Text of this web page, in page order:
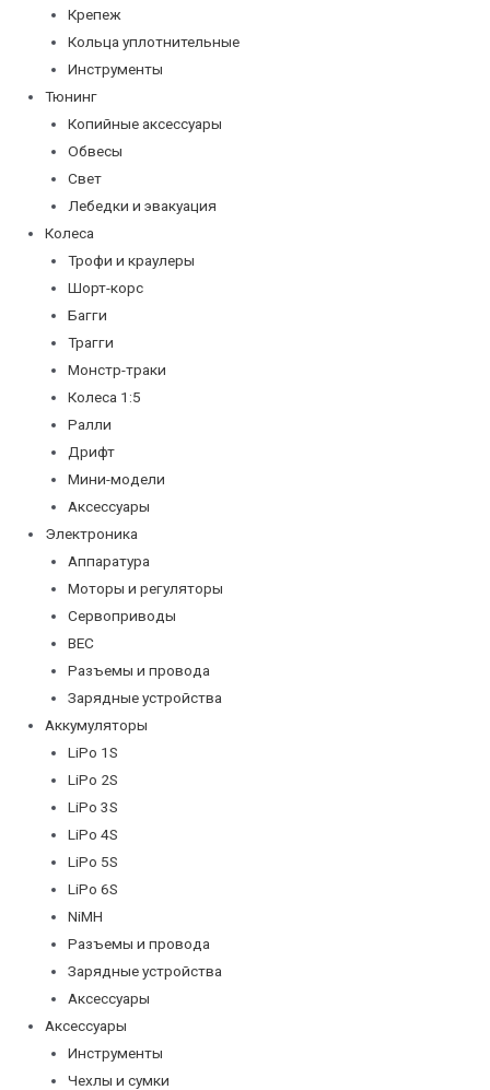
Крепеж
Кольца уплотнительные
Инструменты
Тюнинг
Копийные аксессуары
Обвесы
Свет
Лебедки и эвакуация
Колеса
Трофи и краулеры
Шорт-корс
Багги
Трагги
Монстр-траки
Колеса 1:5
Ралли
Дрифт
Мини-модели
Аксессуары
Электроника
Аппаратура
Моторы и регуляторы
Сервоприводы
BEC
Разъемы и провода
Зарядные устройства
Аккумуляторы
LiPo 1S
LiPo 2S
LiPo 3S
LiPo 4S
LiPo 5S
LiPo 6S
NiMH
Разъемы и провода
Зарядные устройства
Аксессуары
Аксессуары
Инструменты
Чехлы и сумки